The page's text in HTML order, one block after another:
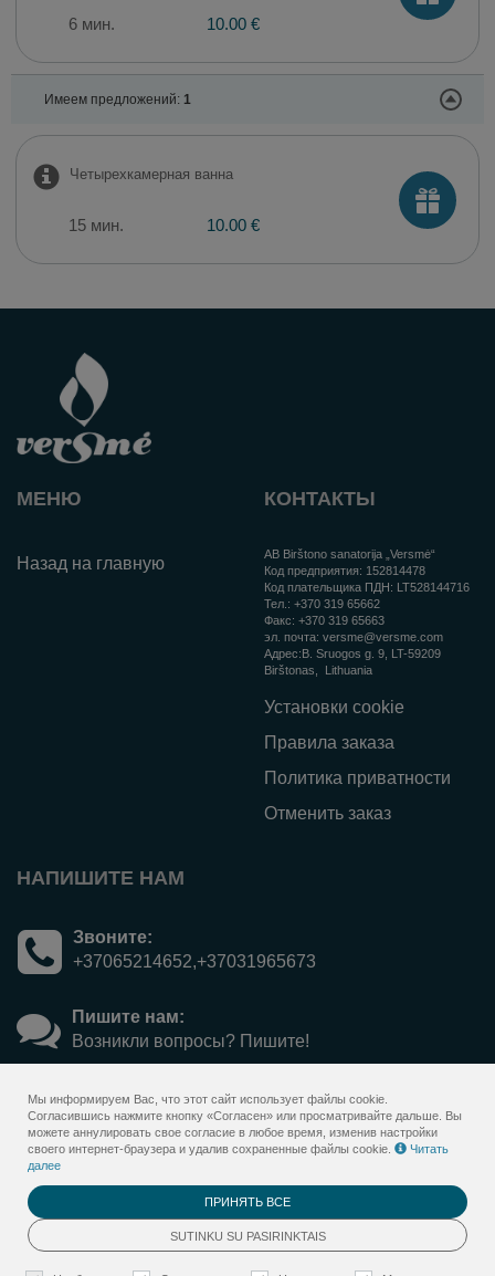
6 мин. 10.00 €
Имеем предложений: 1
Четырехкамерная ванна
15 мин. 10.00 €
МЕНЮ
Назад на главную
КОНТАКТЫ
AB Birštono sanatorija „Versmė“
Код предприятия: 152814478
Код плательщика ПДН: LT528144716
Тел.: +370 319 65662
Факс: +370 319 65663
эл. почта: versme@versme.com
Aдрес:B. Sruogos g. 9, LT-59209
Birštonas , Lithuania
Установки cookie
Правила заказа
Политика приватности
Отменить заказ
НАПИШИТЕ НАМ
Звоните:
+37065214652,+37031965673
Пишите нам:
Возникли вопросы? Пишите!
© 2026Sanatorija Versmė - gift voucher&nbsp;
<span>online</span> system. Все права защищены
BookingRobot 2.0
Мы информируем Вас, что этот сайт использует файлы cookie.
Согласившись нажмите кнопку «Согласен» или просматривайте дальше. Вы
можете аннулировать свое согласие в любое время, изменив настройки
своего интернет-браузера и удалив сохраненные файлы cookie.
Читать
далее
ПРИНЯТЬ ВСЕ
SUTINKU SU PASIRINKTAIS